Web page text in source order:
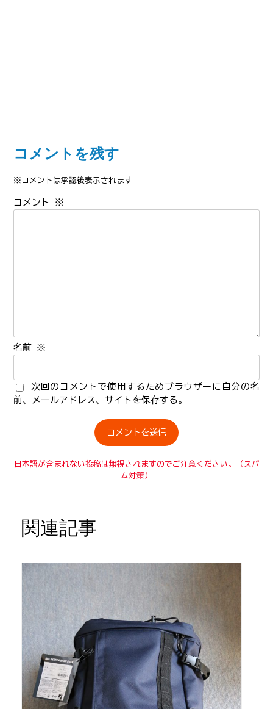
コメントを残す
※コメントは承認後表示されます
コメント ※
名前 ※
次回のコメントで使用するためブラウザーに自分の名
前、メールアドレス、サイトを保存する。
日本語が含まれない投稿は無視されますのでご注意ください。（スパ
ム対策）
関連記事